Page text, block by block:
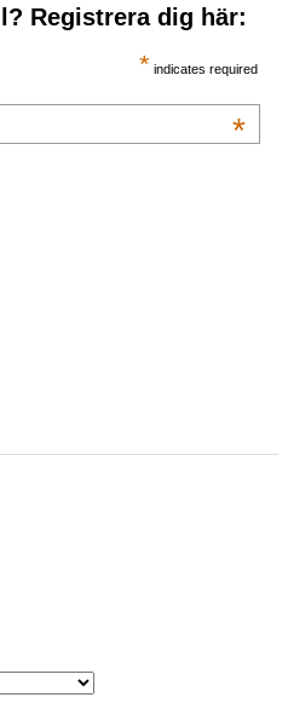
Registrera dig här:
* indicates required
*